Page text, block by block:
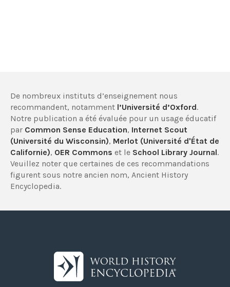
De nombreux instituts d’enseignement nous
recommandent, notamment l’Université d’Oxford.
Notre publication a été évaluée pour un usage éducatif
par Common Sense Education, Internet Scout
(Université du Wisconsin), Merlot (Université d'État de
Californie), OER Commons et le School Library Journal.
Veuillez noter que certaines de ces recommandations
figurent sous notre ancien nom, Ancient History
Encyclopedia.